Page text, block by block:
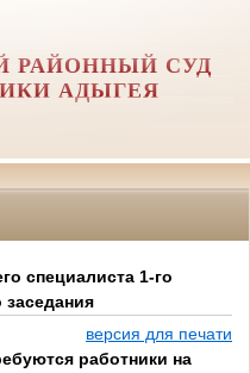
РАЙОННЫЙ СУД
АДЫГЕЯ
специалиста 1-го
заседания
версия для печати
работники на